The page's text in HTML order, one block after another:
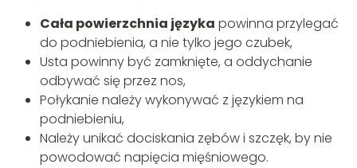
Cała powierzchnia języka powinna przylegać
do podniebienia, a nie tylko jego czubek,
Usta powinny być zamknięte, a oddychanie
odbywać się przez nos,
Połykanie należy wykonywać z językiem na
podniebieniu,
Należy unikać dociskania zębów i szczęk, by nie
powodować napięcia mięśniowego.